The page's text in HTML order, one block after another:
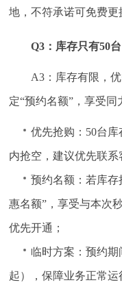
地，不符承诺可免费更
Q3：库存只有50
A3：库存有限，
定“预约名额”，享受同
优先抢购：50台
内抢空，建议优先联系
预约名额：若库
惠名额”，享受与本次
优先开通；
临时方案：预约期
起），保障业务正常运